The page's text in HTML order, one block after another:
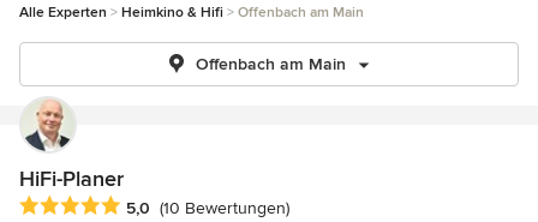
Alle Experten Heimkino & Hifi Offenbach am Main
Offenbach am Main
HiFi-Planer
Durchschnittliche Bewertung: 5 von 5 Sternen
5,0 (10 Bewertungen)